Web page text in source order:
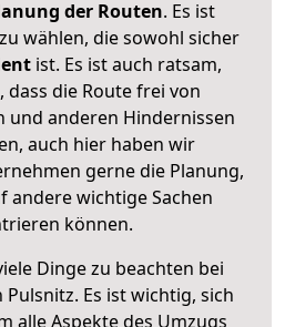
der Routen. Es ist
wählen, die sowohl sicher
ist. Es ist auch ratsam,
dass die Route frei von
und anderen Hindernissen
auch hier haben wir
gerne die Planung,
andere wichtige Sachen
können.
Dinge zu beachten bei
Es ist wichtig, sich
alle Aspekte des Umzugs